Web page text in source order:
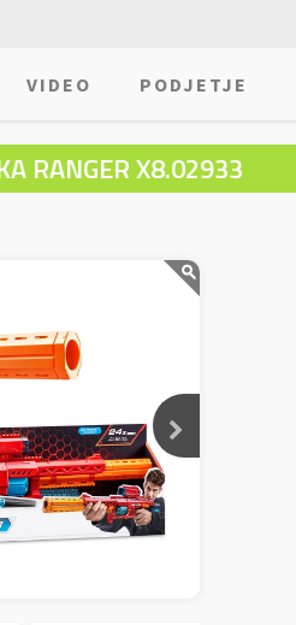
VIDEO PODJETJE
RANGER X8.02933